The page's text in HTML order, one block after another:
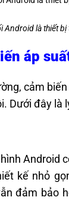
Android là thiết
áp
cảm
Dưới đây là
Android
kế nhỏ
đảm bảo